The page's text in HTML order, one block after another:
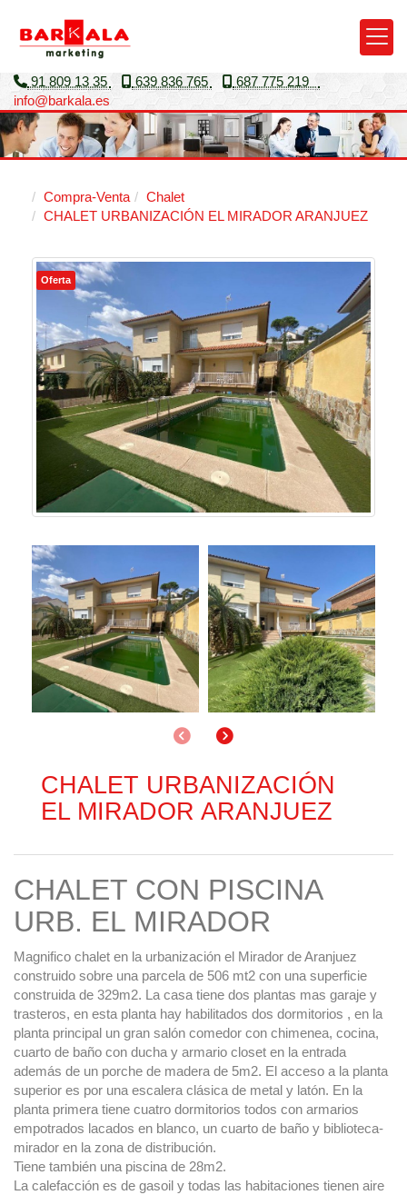
91 809 13 35 639 836 765
687 775 219
info
barkala.es
Compra-Venta
Chalet
CHALET URBANIZACIÓN EL MIRADOR ARANJUEZ
Oferta
AnteriorSiguiente
CHALET URBANIZACIÓN
EL MIRADOR ARANJUEZ
CHALET CON PISCINA
URB. EL MIRADOR
Magnifico chalet en la urbanización el Mirador de Aranjuez
construido sobre una parcela de 506 mt2 con una superficie
construida de 329m2. La casa tiene dos plantas mas garaje y
trasteros, en esta planta hay habilitados dos dormitorios , en la
planta principal un gran salón comedor con chimenea, cocina,
cuarto de baño con ducha y armario closet en la entrada
además de un porche de madera de 5m2. El acceso a la planta
superior es por una escalera clásica de metal y latón. En la
planta primera tiene cuatro dormitorios todos con armarios
empotrados lacados en blanco, un cuarto de baño y biblioteca-
mirador en la zona de distribución.
Tiene también una piscina de 28m2.
La calefacción es de gasoil y todas las habitaciones tienen aire